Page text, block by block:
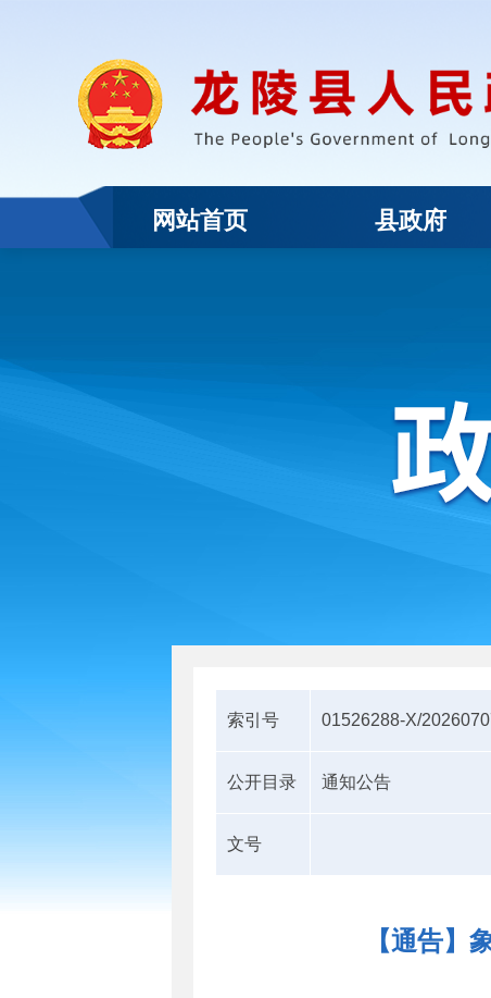
网站首页 县政府
索引号 01526288-X/
公开目录 通知公告
文号
【通告】